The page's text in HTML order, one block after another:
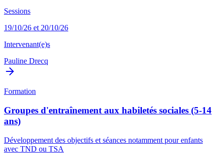
Sessions
19/10/26 et 20/10/26
Intervenant(e)s
Pauline Drecq
Formation
Groupes d'entraînement aux habiletés sociales (5-14
ans)
Développement des objectifs et séances notamment pour enfants
avec TND ou TSA